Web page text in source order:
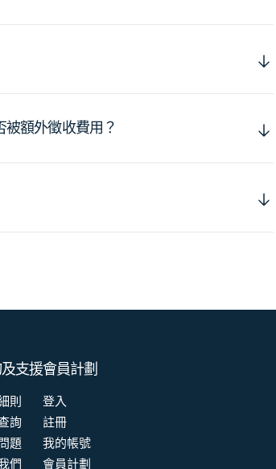
額外徵收費用？
支援
則
詢
題
們
會員計劃
登入
註冊
我的帳號
會員計劃